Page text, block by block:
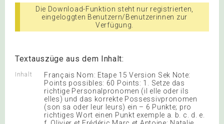
Die Download-Funktion steht nur registrierten,
eingeloggten Benutzern/Benutzerinnen zur
Verfügung.
Textauszüge aus dem Inhalt:
Inhalt
Français Nom: Etape 15 Version Sek Note:
Points possibles: 60 Points: 1. Setze das
richtige Personalpronomen (il elle oder ils
elles) und das korrekte Possessivpronomen
(son sa oder leur leurs) ein – 6 Punkte; pro
richtiges Wort einen Punkt exemple a. b. c. d. e.